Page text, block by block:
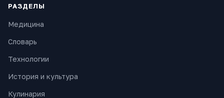
РАЗДЕЛЫ
Медицина
Словарь
Технологии
История и культура
Кулинария